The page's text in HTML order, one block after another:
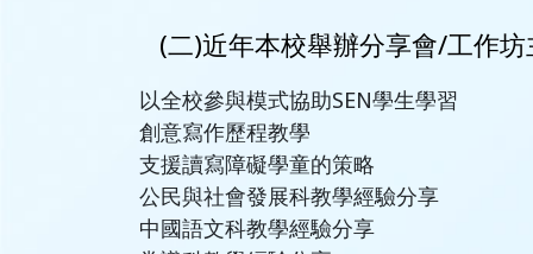
(二)近年本校舉辦分享會/工作坊
以全校參與模式協助SEN學生學習
創意寫作歷程教學
支援讀寫障礙學童的策略
公民與社會發展科教學經驗分享
中國語文科教學經驗分享